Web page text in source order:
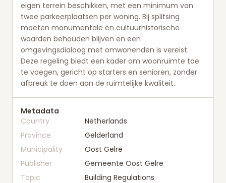
eigen terrein beschikken, met een minimum van
twee parkeerplaatsen per woning. Bij splitsing
moeten monumentale en cultuurhistorische
waarden behouden blijven en een
omgevingsdialoog met omwonenden is vereist.
Deze regeling biedt een kader om woonruimte toe
te voegen, gericht op starters en senioren, zonder
afbreuk te doen aan de ruimtelijke kwaliteit.
Metadata
Country
Netherlands
Province
Gelderland
Municipality
Oost Gelre
Publisher
Gemeente Oost Gelre
Topic
Building Regulations